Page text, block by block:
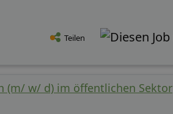
Teilen
(m/ w/ d) im öffentlichen Sektor